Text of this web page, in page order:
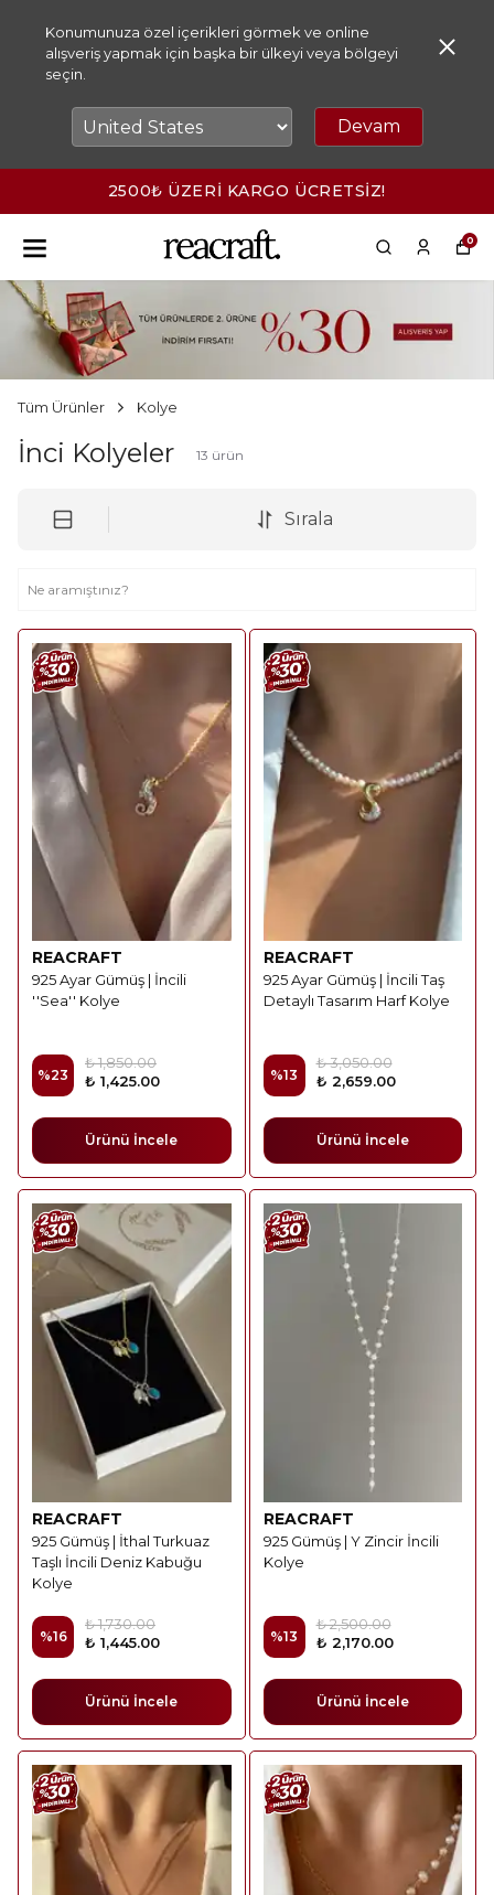
Konumunuza özel içerikleri görmek ve online
alışveriş yapmak için başka bir ülkeyi veya bölgeyi
seçin.
Devam
2500₺ ÜZERİ KARGO ÜCRETSİZ!
0
Tüm Ürünler Kolye
İnci Kolyeler 13 ürün
Sırala
REACRAFT
925 Ayar Gümüş | İncili
''Sea'' Kolye
%23
₺ 1,850.00
₺ 1,425.00
Ürünü İncele
REACRAFT
925 Ayar Gümüş | İncili Taş
Detaylı Tasarım Harf Kolye
%13
₺ 3,050.00
₺ 2,659.00
Ürünü İncele
REACRAFT
925 Gümüş | İthal Turkuaz
Taşlı İncili Deniz Kabuğu
Kolye
%16
₺ 1,730.00
₺ 1,445.00
Ürünü İncele
REACRAFT
925 Gümüş | Y Zincir İncili
Kolye
%13
₺ 2,500.00
₺ 2,170.00
Ürünü İncele